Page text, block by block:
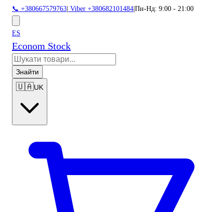
📞 +380667579763 Viber +380682101484 Пн-Нд: 9:00 - 21:00
ES
Econom Stock
Знайти
🇺🇦UK